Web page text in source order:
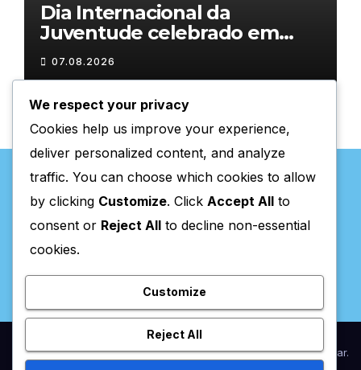
Dia Internacional da
Juventude celebrado em
Chaves com atividades
gratuitas
07.08.2026
Valpaços Online
Proudly powered by WordPress|Theme:NewsupbyThemeansar.
We respect your privacy
Cookies help us improve your experience,
deliver personalized content, and analyze
traffic. You can choose which cookies to allow
by clicking Customize. Click Accept All to
consent or Reject All to decline non-essential
cookies.
Customize
Reject All